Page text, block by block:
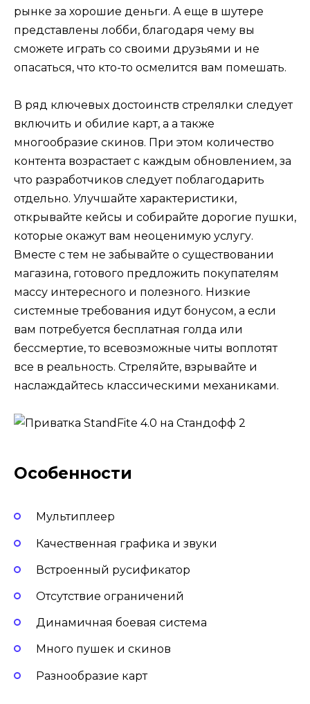
рынке за хорошие деньги. А еще в шутере
представлены лобби, благодаря чему вы
сможете играть со своими друзьями и не
опасаться, что кто-то осмелится вам помешать.
В ряд ключевых достоинств стрелялки следует
включить и обилие карт, а а также
многообразие скинов. При этом количество
контента возрастает с каждым обновлением, за
что разработчиков следует поблагодарить
отдельно. Улучшайте характеристики,
открывайте кейсы и собирайте дорогие пушки,
которые окажут вам неоценимую услугу.
Вместе с тем не забывайте о существовании
магазина, готового предложить покупателям
массу интересного и полезного. Низкие
системные требования идут бонусом, а если
вам потребуется бесплатная голда или
бессмертие, то всевозможные читы воплотят
все в реальность. Стреляйте, взрывайте и
наслаждайтесь классическими механиками.
Особенности
Мультиплеер
Качественная графика и звуки
Встроенный русификатор
Отсутствие ограничений
Динамичная боевая система
Много пушек и скинов
Разнообразие карт